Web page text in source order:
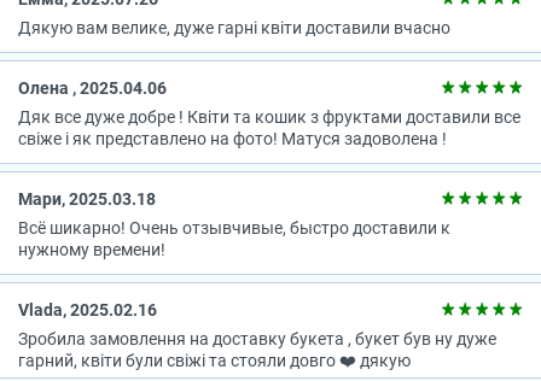
Дякую вам велике, дуже гарні квіти доставили вчасно
Олена , 2025.04.06
Дяк все дуже добре ! Квіти та кошик з фруктами доставили все
свіже і як представлено на фото! Матуся задоволена !
Мари, 2025.03.18
Всё шикарно! Очень отзывчивые, быстро доставили к
нужному времени!
Vlada, 2025.02.16
Зробила замовлення на доставку букета , букет був ну дуже
гарний, квіти були свіжі та стояли довго ❤️ дякую